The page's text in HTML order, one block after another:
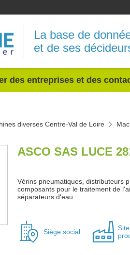
La base de
et de ses
des entreprises et des
diverses Centre-Val de Loire
ASCO SAS LUCE
Vérins pneumatiques, distributeurs
composants pour le traitement de
séparateurs d'eau.
Siège social